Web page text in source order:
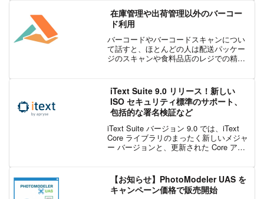
り、PDF ファイルを生成したり編集した
りする...
在庫管理や出荷管理以外のバーコー
ド利用
バーコードやバーコードスキャンについ
て話すと、ほとんどの人は配送パッケー
ジのスキャンや食料品店のレジでの精算
はありません。私たちは日常生活の中で
それらを見かけます。 ...
iText Suite 9.0 リリース！新しい
ISO セキュリティ標準のサポート、
包括的な署名検証など
iText Suite バージョン 9.0 では、iText
Core ライブラリのまったく新しいメジャ
ー バージョンと、更新された Core アド
ISO/TS 3...
【お知らせ】PhotoModeler UAS を
キャンペーン価格で販売開始